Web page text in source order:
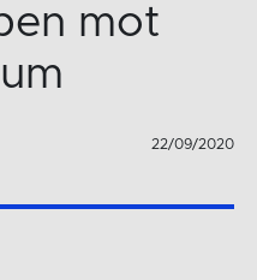
mot
22/09/2020